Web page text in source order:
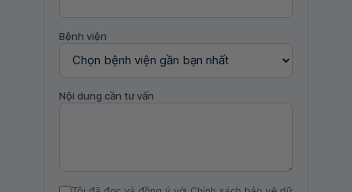
Bệnh viện
Nội dung cần tư vấn